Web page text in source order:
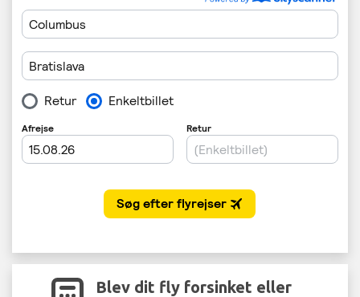
Blev dit fly forsinket eller